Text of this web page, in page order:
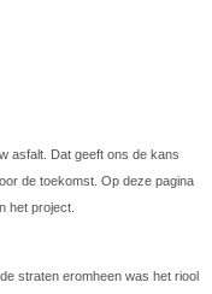
asfalt. Dat geeft ons de kans
de toekomst. Op deze pagina
het project.
straten eromheen was het riool